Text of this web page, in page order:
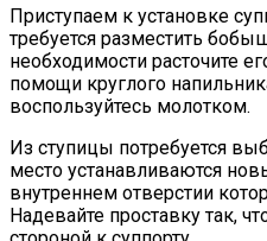
Приступаем к установке
требуется разместить
необходимости расточите
помощи круглого
воспользуйтесь молотком.
Из ступицы потребуется
место устанавливаются
внутреннем отверстии
Надевайте проставку так,